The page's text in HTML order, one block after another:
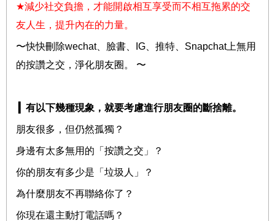
★減少社交負擔，才能開啟相互享受而不相互拖累的交
友人生，提升內在的力量。
〜快快刪除wechat、臉書、 IG 、推特、 Snapchat上無用
的按讚之交， 淨化朋友圈。 〜
有以下幾種現象，就要考慮進行朋友圈的斷捨離。
朋友很多，但仍然孤獨？
身邊有太多無用的「按讚之交」？
你的朋友有多少是「垃圾人」？
為什麼朋友不再聯絡你了？
你現在還主動打電話嗎？